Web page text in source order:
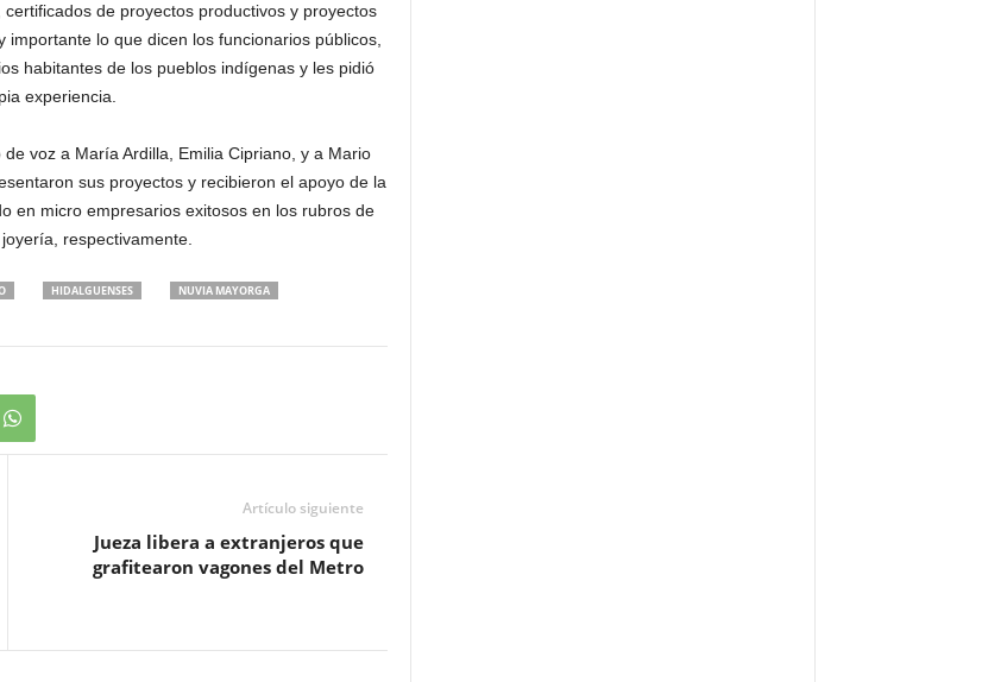
de proyectos productivos y proyectos
lo que dicen los funcionarios públicos,
habitantes de los pueblos indígenas y les pidió
experiencia.
voz a María Ardilla, Emilia Cipriano, y a Mario
sus proyectos y recibieron el apoyo de la
en micro empresarios exitosos en los rubros de
respectivamente.
HIDALGUENSES
NUVIA MAYORGA
Artículo siguiente
Jueza libera a extranjeros que
grafitearon vagones del Metro